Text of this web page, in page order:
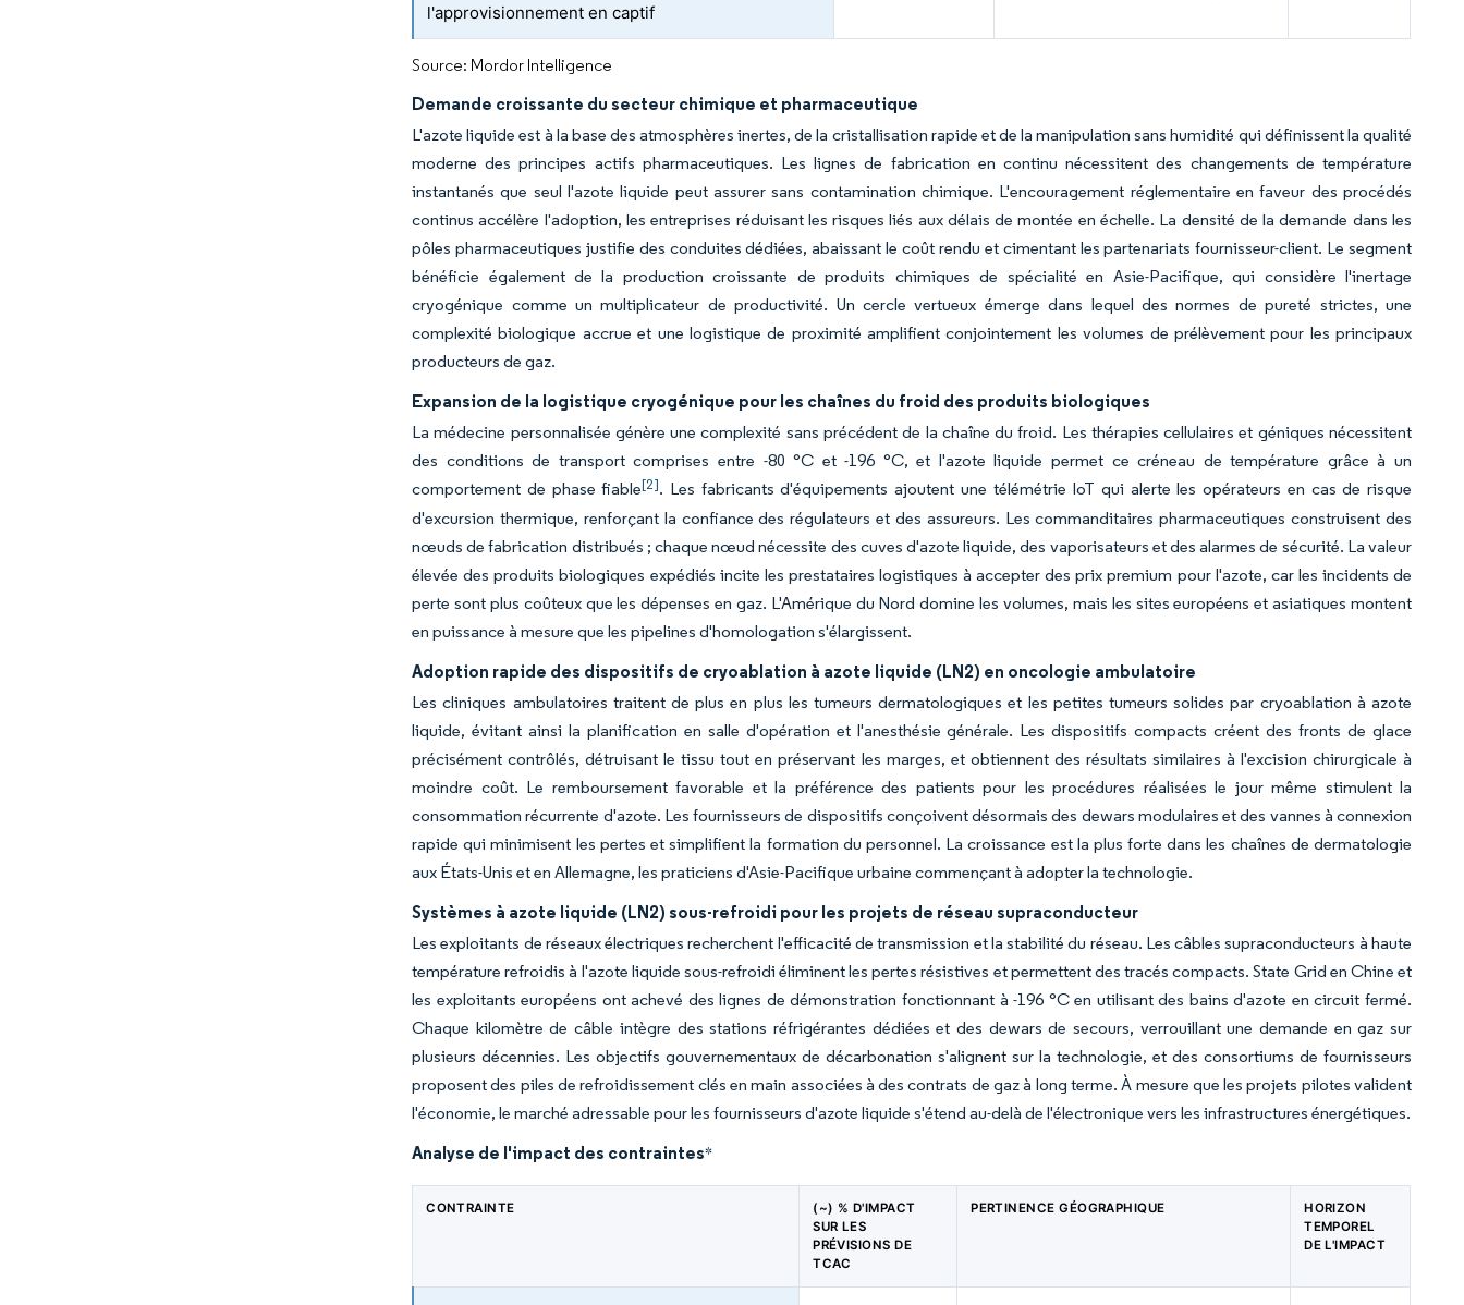
l'approvisionnement en captif
Source: Mordor Intelligence
Demande croissante du secteur chimique et pharmaceutique
L'azote liquide est à la base des atmosphères inertes, de la cristallisation rapide et de la manipulation sans humidité qui définissent la qualité
moderne des principes actifs pharmaceutiques. Les lignes de fabrication en continu nécessitent des changements de température
instantanés que seul l'azote liquide peut assurer sans contamination chimique. L'encouragement réglementaire en faveur des procédés
continus accélère l'adoption, les entreprises réduisant les risques liés aux délais de montée en échelle. La densité de la demande dans les
pôles pharmaceutiques justifie des conduites dédiées, abaissant le coût rendu et cimentant les partenariats fournisseur-client. Le segment
bénéficie également de la production croissante de produits chimiques de spécialité en Asie-Pacifique, qui considère l'inertage
cryogénique comme un multiplicateur de productivité. Un cercle vertueux émerge dans lequel des normes de pureté strictes, une
complexité biologique accrue et une logistique de proximité amplifient conjointement les volumes de prélèvement pour les principaux
producteurs de gaz.
Expansion de la logistique cryogénique pour les chaînes du froid des produits biologiques
La médecine personnalisée génère une complexité sans précédent de la chaîne du froid. Les thérapies cellulaires et géniques nécessitent
des conditions de transport comprises entre -80 °C et -196 °C, et l'azote liquide permet ce créneau de température grâce à un
comportement de phase fiable[2]. Les fabricants d'équipements ajoutent une télémétrie IoT qui alerte les opérateurs en cas de risque
d'excursion thermique, renforçant la confiance des régulateurs et des assureurs. Les commanditaires pharmaceutiques construisent des
nœuds de fabrication distribués ; chaque nœud nécessite des cuves d'azote liquide, des vaporisateurs et des alarmes de sécurité. La valeur
élevée des produits biologiques expédiés incite les prestataires logistiques à accepter des prix premium pour l'azote, car les incidents de
perte sont plus coûteux que les dépenses en gaz. L'Amérique du Nord domine les volumes, mais les sites européens et asiatiques montent
en puissance à mesure que les pipelines d'homologation s'élargissent.
Adoption rapide des dispositifs de cryoablation à azote liquide (LN2) en oncologie ambulatoire
Les cliniques ambulatoires traitent de plus en plus les tumeurs dermatologiques et les petites tumeurs solides par cryoablation à azote
liquide, évitant ainsi la planification en salle d'opération et l'anesthésie générale. Les dispositifs compacts créent des fronts de glace
précisément contrôlés, détruisant le tissu tout en préservant les marges, et obtiennent des résultats similaires à l'excision chirurgicale à
moindre coût. Le remboursement favorable et la préférence des patients pour les procédures réalisées le jour même stimulent la
consommation récurrente d'azote. Les fournisseurs de dispositifs conçoivent désormais des dewars modulaires et des vannes à connexion
rapide qui minimisent les pertes et simplifient la formation du personnel. La croissance est la plus forte dans les chaînes de dermatologie
aux États-Unis et en Allemagne, les praticiens d'Asie-Pacifique urbaine commençant à adopter la technologie.
Systèmes à azote liquide (LN2) sous-refroidi pour les projets de réseau supraconducteur
Les exploitants de réseaux électriques recherchent l'efficacité de transmission et la stabilité du réseau. Les câbles supraconducteurs à haute
température refroidis à l'azote liquide sous-refroidi éliminent les pertes résistives et permettent des tracés compacts. State Grid en Chine et
les exploitants européens ont achevé des lignes de démonstration fonctionnant à -196 °C en utilisant des bains d'azote en circuit fermé.
Chaque kilomètre de câble intègre des stations réfrigérantes dédiées et des dewars de secours, verrouillant une demande en gaz sur
plusieurs décennies. Les objectifs gouvernementaux de décarbonation s'alignent sur la technologie, et des consortiums de fournisseurs
proposent des piles de refroidissement clés en main associées à des contrats de gaz à long terme. À mesure que les projets pilotes valident
l'économie, le marché adressable pour les fournisseurs d'azote liquide s'étend au-delà de l'électronique vers les infrastructures énergétiques.
Analyse de l'impact des contraintes*
CONTRAINTE
(~) % D'IMPACT
SUR LES
PRÉVISIONS DE
TCAC
PERTINENCE GÉOGRAPHIQUE
HORIZON
TEMPOREL
DE L'IMPACT